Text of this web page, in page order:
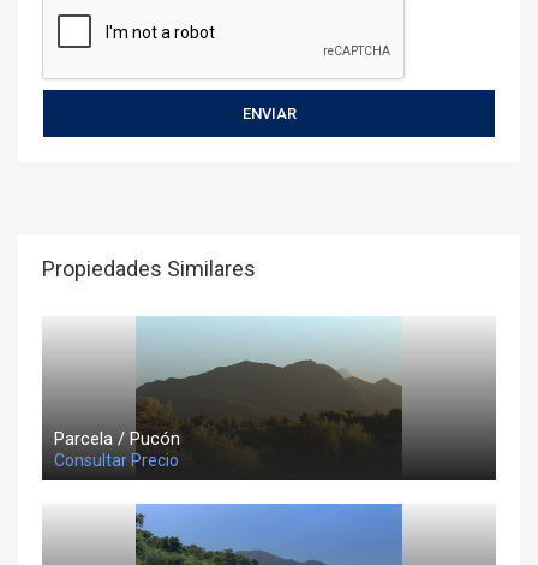
Propiedades Similares
Parcela / Pucón
Consultar Precio